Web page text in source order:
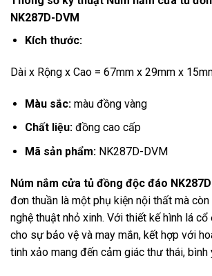
NK287D-DVM
Kích thước:
Dài x Rộng x Cao = 67mm x 29mm x
Màu sắc:màu đồng vàng
Chất liệu:đồng cao cấp
Mã sản phẩm:NK287D-DVM
Núm nắm cửa tủ đồng độc đáo
đơn thuần là một phụ kiện nội thất mà
nghệ thuật nhỏ xinh. Với thiết kế hình lá
cho sự bảo vệ và may mắn, kết hợp với
tinh xảo mang đến cảm giác thư thái, bình